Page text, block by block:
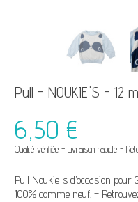
Pull - NOUKIE'S - 12
6,50 €
Qualité vérifiée - Livraison rapide -
Pull Noukie's d’occasion pour
100% comme neuf. –